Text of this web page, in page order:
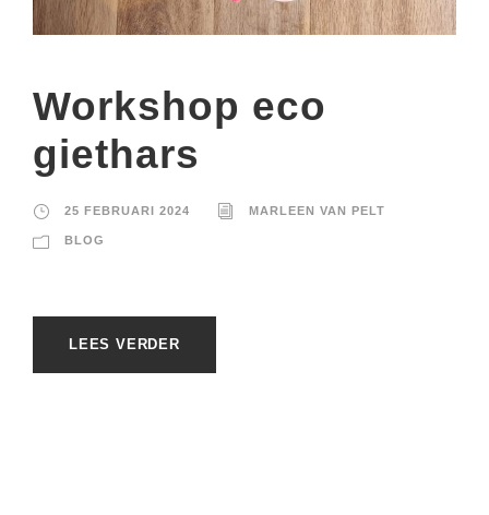
Workshop eco
giethars
25 FEBRUARI 2024 MARLEEN VAN PELT
BLOG
LEES VERDER